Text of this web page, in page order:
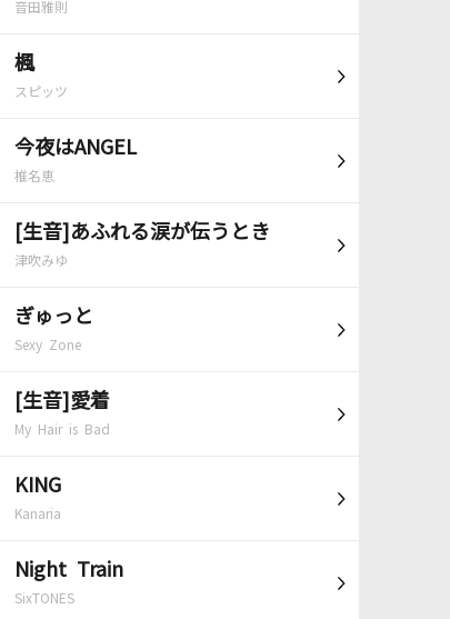
音田雅則
楓
スピッツ
今夜はANGEL
椎名恵
[生音]あふれる涙が伝うとき
津吹みゆ
ぎゅっと
Sexy Zone
[生音]愛着
My Hair is Bad
KING
Kanaria
Night Train
SixTONES